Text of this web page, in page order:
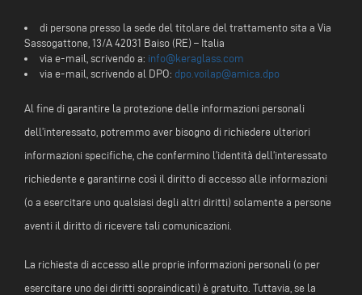
di persona presso la sede del titolare del trattamento sita a Via
Sassogattone, 13/A 42031 Baiso (RE) – Italia
via e-mail, scrivendo a: info@keraglass.com
via e-mail, scrivendo al DPO: dpo.voilap@amica.dpo
Al fine di garantire la protezione delle informazioni personali
dell’interessato, potremmo aver bisogno di richiedere ulteriori
informazioni specifiche, che confermino l’identità dell’interessato
richiedente e garantirne così il diritto di accesso alle informazioni
(o a esercitare uno qualsiasi degli altri diritti) solamente a persone
aventi il diritto di ricevere tali comunicazioni.
La richiesta di accesso alle proprie informazioni personali (o per
esercitare uno dei diritti sopraindicati) è gratuito. Tuttavia, se la